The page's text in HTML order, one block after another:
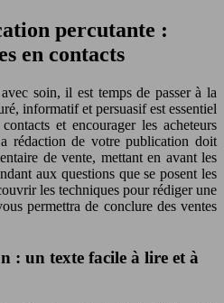
percutante :
en contacts
soin, il est temps de passer à la
informatif et persuasif est essentiel
et encourager les acheteurs
rédaction de votre publication doit
de vente, mettant en avant les
aux questions que se posent les
les techniques pour rédiger une
permettra de conclure des ventes
: un texte facile à lire et à